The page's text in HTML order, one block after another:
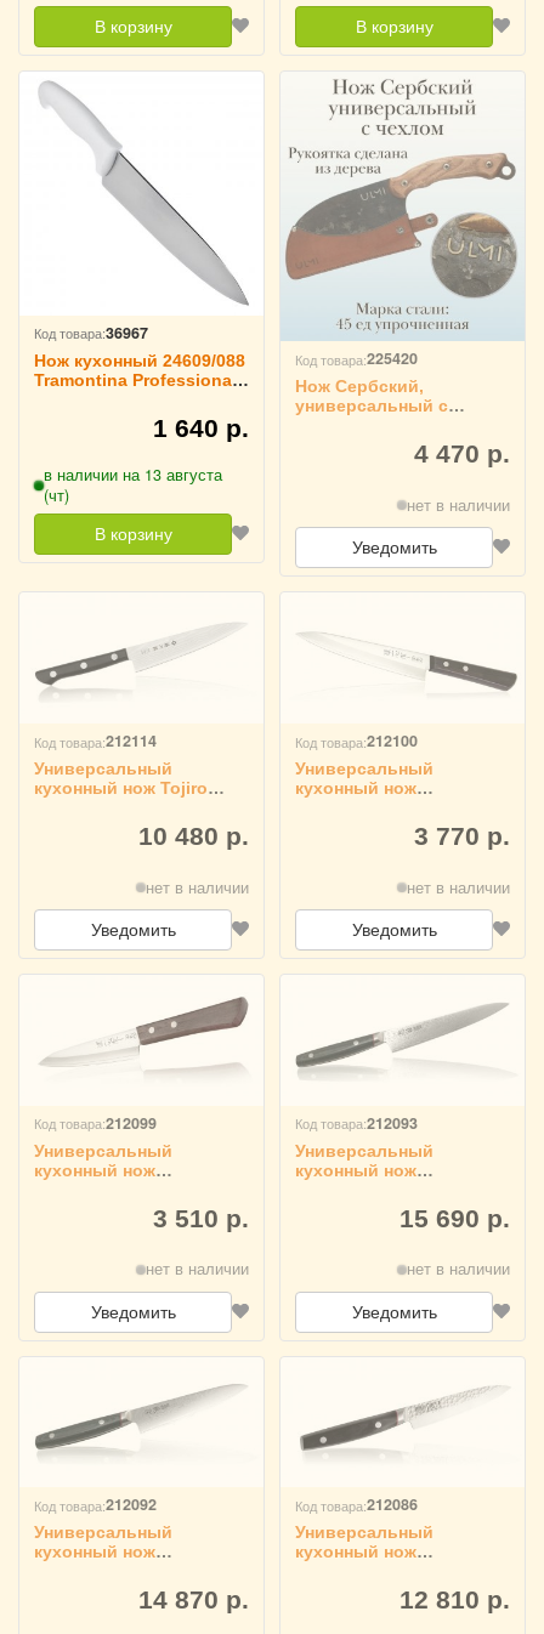
В корзину В корзину
Код товара:36967
Нож кухонный 24609/088
Tramontina Professional
1 640 р.
в наличии на 13 августа
(чт)
В корзину
Код товара:225420
Нож Сербский,
универсальный с
4 470 р.
нет в наличии
Уведомить
Код товара:212114
Универсальный
кухонный нож Tojiro
стабилизированная
древесина F-33310 480 р.
нет в наличии
Уведомить
Код товара:212100
Универсальный
кухонный нож
3 770 р.
нет в наличии
Уведомить
Код товара:212099
Универсальный
кухонный нож
3 510 р.
нет в наличии
Уведомить
Код товара:212093
Универсальный
кухонный нож
микарта 900215 690 р.
нет в наличии
Уведомить
Код товара:212092
Универсальный
кухонный нож
микарта 900114 870 р.
Код товара:212086
Универсальный
кухонный нож
дерево 600112 810 р.